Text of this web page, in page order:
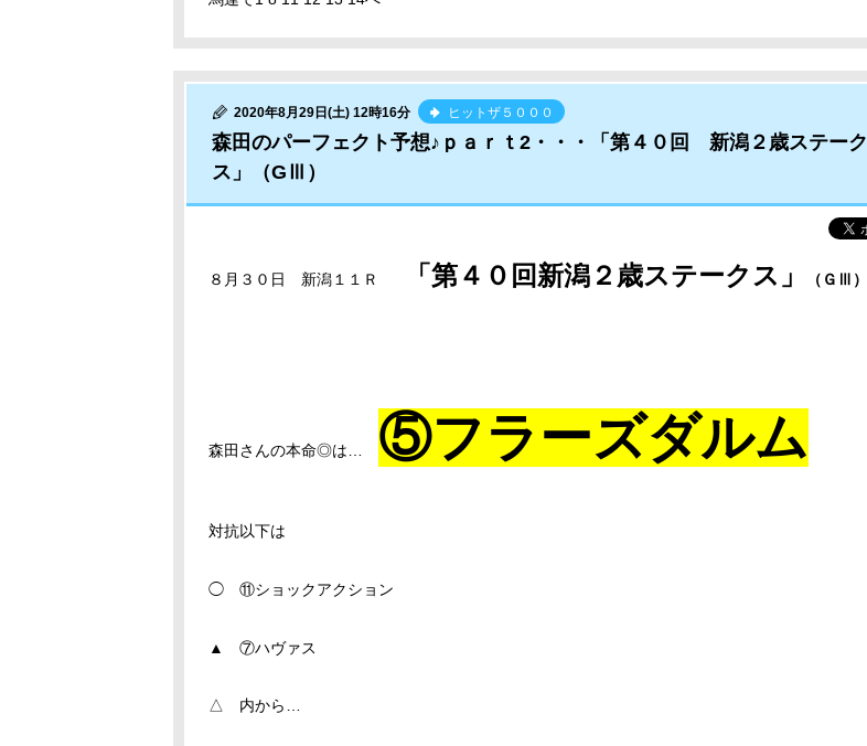
2020年8月29日(土) 12時16分 ヒットザ５０００
森田のパーフェクト予想♪ｐａｒｔ2・・・「第４０回 新潟２歳ステーク
ス」（GⅢ）
８月３０日 新潟１１Ｒ 「第４０回新潟２歳ステークス 」 （ＧⅢ）
森田さんの本命◎は… ⑤フラーズダルム
対抗以下は
◯ ⑪ショックアクション
▲ ⑦ハヴァス
△ 内から…